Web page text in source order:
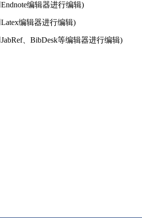
编辑器进行编辑)
编辑器进行编辑)
、BibDesk等编辑器进行编辑)